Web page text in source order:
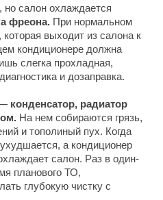
но салон охлаждается
фреона. При нормальном
которая выходит из салона к
кондиционере должна
слегка прохладная,
и дозаправка.
конденсатор, радиатор
На нем собираются грязь,
и тополиный пух. Когда
а кондиционер
салон. Раз в один-
планового ТО,
глубокую чистку с